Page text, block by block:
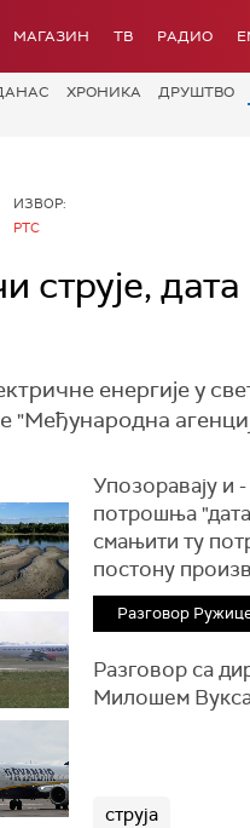
МАГАЗИН ТВ РАДИО
ХРОНИКА ДРУШТВО
ИЗВОР:
РТС
струје,
енергије у
"Међународна
Упозоравају и
потрошња
смањити ту
постону
Разговор
Разговор са
Милошем
струја